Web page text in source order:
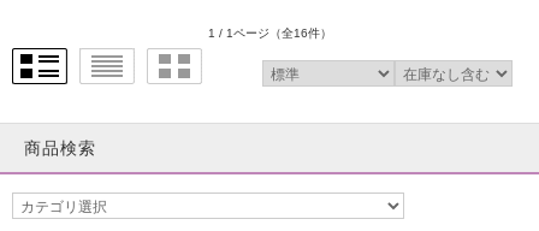
1 / 1ページ （全16件）
商品検索